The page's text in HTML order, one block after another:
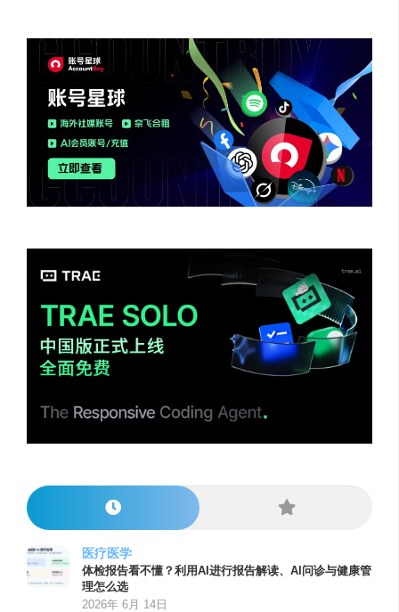
医疗医学
体检报告看不懂？利用AI进行报告解读、AI问诊与健康管
理怎么选
2026年 6月 14日